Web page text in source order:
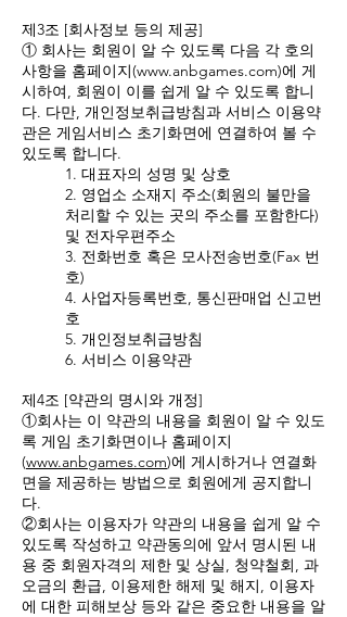
제3조 [회사정보 등의 제공]
① 회사는 회원이 알 수 있도록 다음 각 호의
사항을 홈페이지(www.anbgames.com)에 게
시하여, 회원이 이를 쉽게 알 수 있도록 합니
다. 다만, 개인정보취급방침과 서비스 이용약
관은 게임서비스 초기화면에 연결하여 볼 수
있도록 합니다.
1. 대표자의 성명 및 상호
2. 영업소 소재지 주소(회원의 불만을
처리할 수 있는 곳의 주소를 포함한다)
및 전자우편주소
3. 전화번호 혹은 모사전송번호(Fax 번
호)
4. 사업자등록번호, 통신판매업 신고번
호
5. 개인정보취급방침
6. 서비스 이용약관
제4조 [약관의 명시와 개정]
①회사는 이 약관의 내용을 회원이 알 수 있도
록 게임 초기화면이나 홈페이지
(www.anbgames.com)에 게시하거나 연결화
면을 제공하는 방법으로 회원에게 공지합니
다.
②회사는 이용자가 약관의 내용을 쉽게 알 수
있도록 작성하고 약관동의에 앞서 명시된 내
용 중 회원자격의 제한 및 상실, 청약철회, 과
오금의 환급, 이용제한 해제 및 해지, 이용자
에 대한 피해보상 등와 같은 중요한 내용을 알